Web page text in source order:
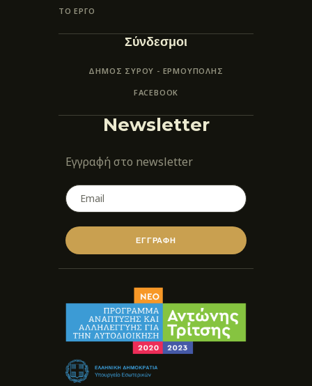
ΤΟ ΕΡΓΟ
Σύνδεσμοι
ΔΗΜΟΣ ΣΥΡΟΥ - ΕΡΜΟΎΠΟΛΗΣ
FACEBOOK
Newsletter
Εγγραφή στο newsletter
ΕΓΓΡΑΦΗ